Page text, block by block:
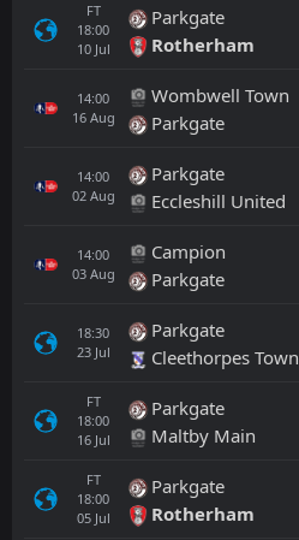
FT
18:00
10 Jul
Parkgate
Rotherham
14:00
16 Aug
Wombwell Town
Parkgate
14:00
02 Aug
Parkgate
Eccleshill United
14:00
03 Aug
Campion
Parkgate
18:30
23 Jul
Parkgate
Cleethorpes Town
FT
18:00
16 Jul
Parkgate
Maltby Main
FT
18:00
05 Jul
Parkgate
Rotherham